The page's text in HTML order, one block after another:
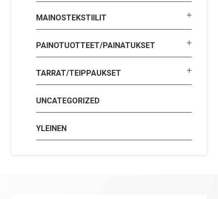
MAINOSTEKSTIILIT
PAINOTUOTTEET/PAINATUKSET
TARRAT/TEIPPAUKSET
UNCATEGORIZED
YLEINEN